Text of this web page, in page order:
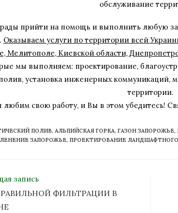
обслуживание
прийти на помощь и выполнить любую
Оказываем услуги по территории всей
Мелитополе, Киевской области,
мы выполняем: проектирование,
установка инженерных коммуникаций,
территории.
свою работу, и Вы в этом убедитесь!
ПОЛИВ, АЛЬПИЙСКАЯ ГОРКА, ГАЗОН ЗАПОРОЖЬЕ,
ЗАПОРОЖЬЕ, ПРОЕКТИРОВАНИЕ
запись
ФИЛЬТРАЦИИ В